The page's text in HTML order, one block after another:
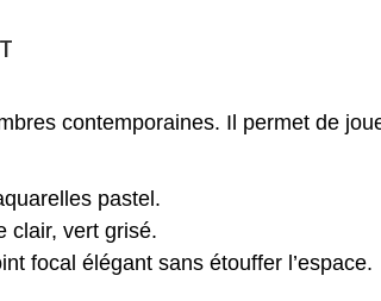
contemporaines. Il permet de
pastel.
clair, vert grisé.
focal élégant sans étouffer l’espace.